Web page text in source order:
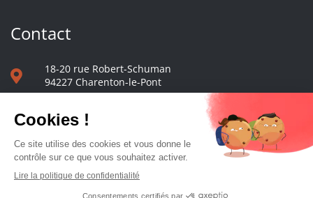
Contact
18-20 rue Robert-Schuman
94227 Charenton-le-Pont